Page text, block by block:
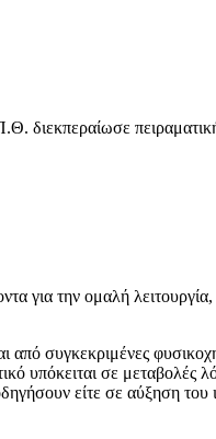
για την ομαλή
συγκεκριμένες
υπόκειται σε
είτε σε αύξηση του